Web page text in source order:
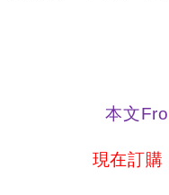
本文
現在訂購